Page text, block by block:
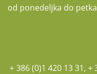
od ponedeljka do
+ 386 (0)1 420 13 31, +